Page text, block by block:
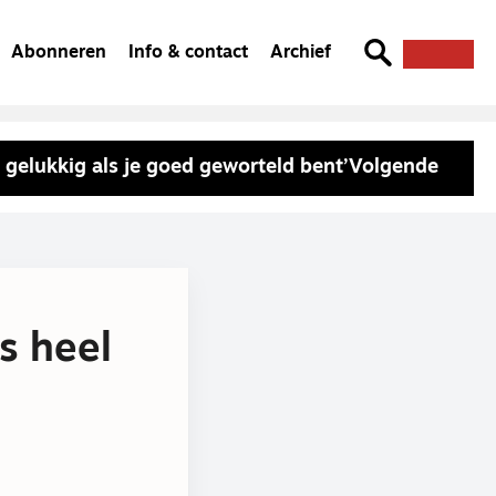
Abonneren Info & contact Archief
gelukkig als je goed geworteld bent’Volgende
heel